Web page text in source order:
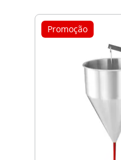
Promoção